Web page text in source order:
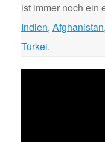
ist immer noch ein
Indien, Afghanistan,
Türkei.